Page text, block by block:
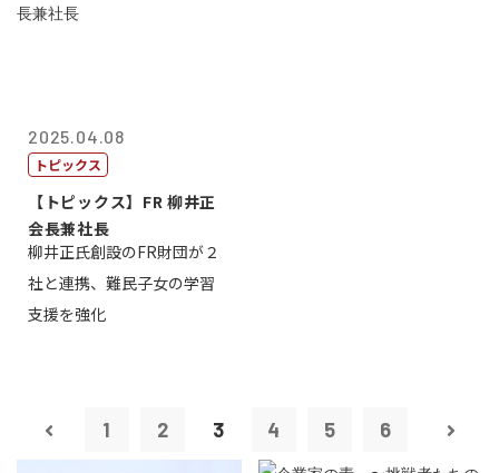
2025.04.08
トピックス
【トピックス】FR 柳井正
会長兼社長
柳井正氏創設のFR財団が２
社と連携、難民子女の学習
支援を強化
1 2 3 4 5 6